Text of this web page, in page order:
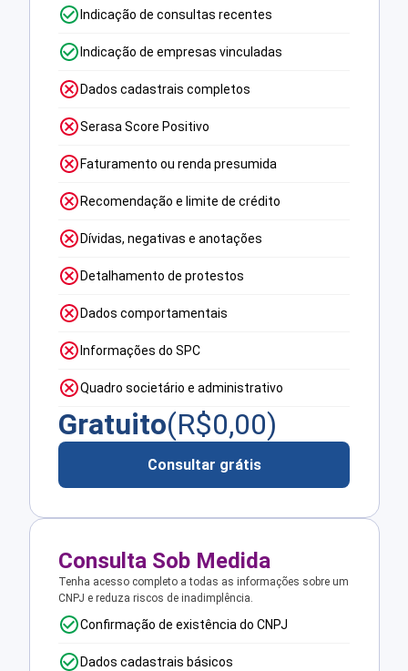
Indicação de consultas recentes
Indicação de empresas vinculadas
Dados cadastrais completos
Serasa Score Positivo
Faturamento ou renda presumida
Recomendação e limite de crédito
Dívidas, negativas e anotações
Detalhamento de protestos
Dados comportamentais
Informações do SPC
Quadro societário e administrativo
Gratuito(R$0,00)
Consultar grátis
Consulta Sob Medida
Tenha acesso completo a todas as informações sobre um
CNPJ e reduza riscos de inadimplência.
Confirmação de existência do CNPJ
Dados cadastrais básicos